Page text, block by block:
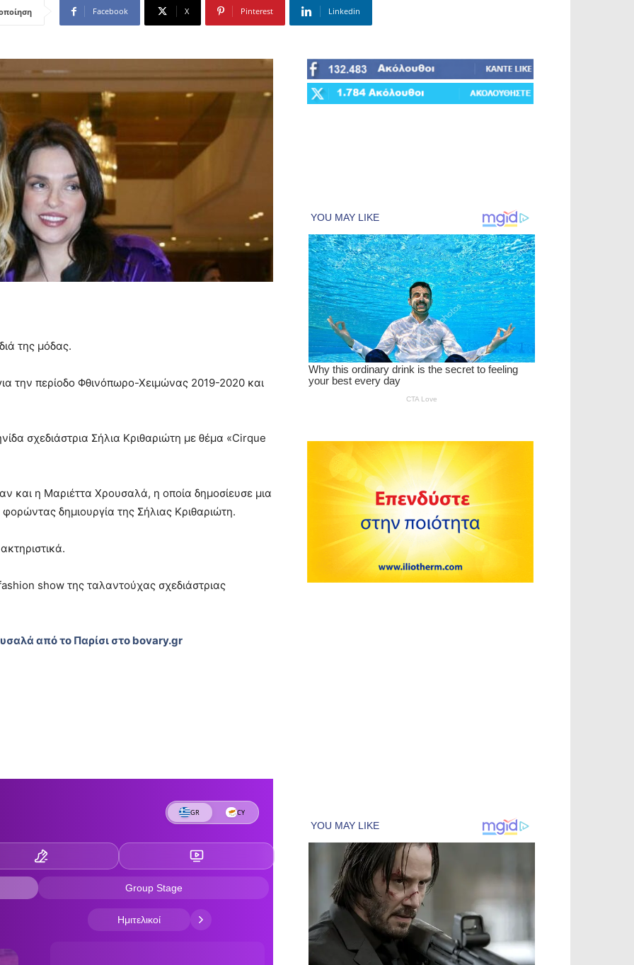
Facebook X Pinterest Linkedin
της μόδας.
την περίοδο Φθινόπωρο-Χειμώνας 2019-2020 και
σχεδιάστρια Σήλια Κριθαριώτη με θέμα «Cirque
και η Μαριέττα Χρουσαλά, η οποία δημοσίευσε μια
δημιουργία της Σήλιας Κριθαριώτη.
show της ταλαντούχας σχεδιάστριας
από το Παρίσι στο bovary.gr